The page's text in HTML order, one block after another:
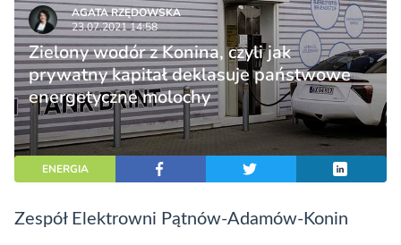
AGATA RZĘDOWSKA
23.07.2021 14:58
Zielony wodór z Konina, czyli jak
prywatny kapitał deklasuje państwowe
energetyczne molochy
ENERGIA
Zespół Elektrowni Pątnów-Adamów-Konin